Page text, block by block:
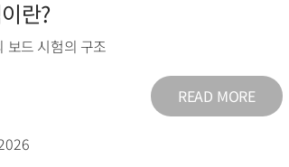
란?
보드 시험의 구조
READ MORE